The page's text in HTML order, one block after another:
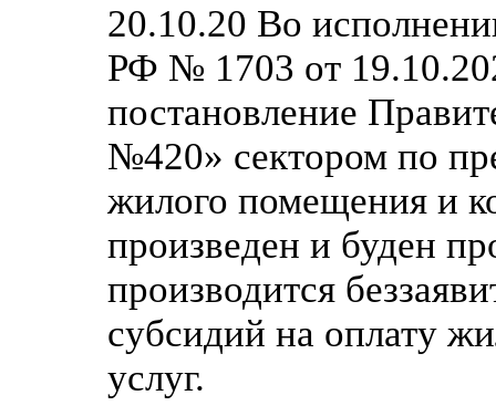
20.10.20 Во
РФ № 1703 от
постановление
№420» сектором по
жилого помещения и
произведен и буден
производится
субсидий на оплату
услуг.